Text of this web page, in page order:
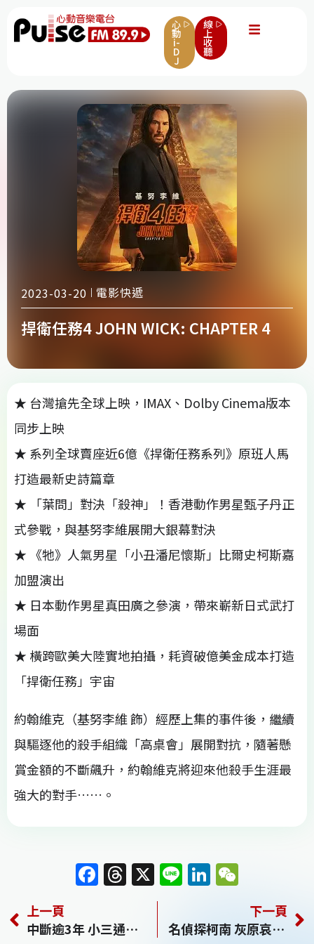
心
動
i-
D
J
線
上
收
聽
2023-03-20 電影快遞
捍衛任務4 JOHN WICK: CHAPTER 4
★ 台灣搶先全球上映，IMAX、Dolby Cinema版本
同步上映
★ 系列全球賣座近6億《捍衛任務系列》原班人馬
打造最新史詩篇章
★ 「葉問」對決「殺神」！香港動作男星甄子丹正
式參戰，與基努李維展開大銀幕對決
★ 《牠》人氣男星「小丑潘尼懷斯」比爾史柯斯嘉
加盟演出
★ 日本動作男星真田廣之參演，帶來嶄新日式武打
場面
★ 橫跨歐美大陸實地拍攝，耗資破億美金成本打造
「捍衛任務」宇宙
約翰維克（基努李維 飾）經歷上集的事件後，繼續
與驅逐他的殺手組織「高桌會」展開對抗，隨著懸
賞金額的不斷飆升，約翰維克將迎來他殺手生涯最
強大的對手……。
F
a
c
T
h
X Li
n
e
Li
n
k C
上一頁
中斷逾3年 小三通中轉3月25日起恢復
下一頁
名偵探柯南 灰原哀物語〜黑鐵的神祕列車〜 Detective Conan: The Story of Ai Haibara: Black Iron Mystery Train